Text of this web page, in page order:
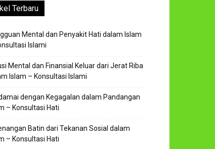
Terbaru
Mental dan Penyakit Hati dalam Islam
Islami
Mental dan Finansial Keluar dari Jerat Riba
Islam – Konsultasi Islami
dengan Kegagalan dalam Pandangan
– Konsultasi Hati
Batin dari Tekanan Sosial dalam
– Konsultasi Hati